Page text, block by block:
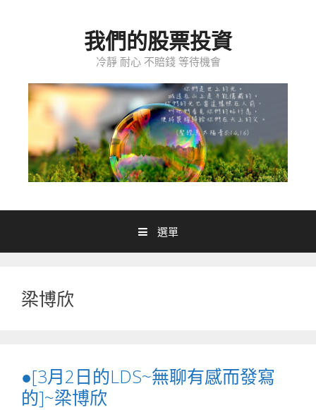
我們的股票投資
冷靜 耐心 不賠錢 等待機會
選單
梁博欣
●[3月2日的LDS~無聊有感而發寫
的]~梁博欣